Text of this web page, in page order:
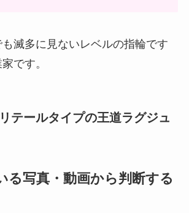
滅多に見ないレベルの指輪です
です。
テールタイプの王道ラグジュ
る写真・動画から判断する